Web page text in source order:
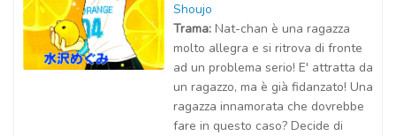
Shoujo
Trama: Nat-chan è una ragazza
molto allegra e si ritrova di fronte
ad un problema serio! E' attratta da
un ragazzo, ma è già fidanzato! Una
ragazza innamorata che dovrebbe
fare in questo caso? Decide di